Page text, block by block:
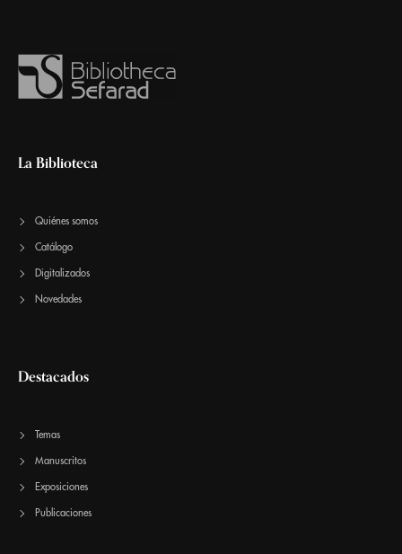
La Biblioteca
Quiénes somos
Catálogo
Digitalizados
Novedades
Destacados
Temas
Manuscritos
Exposiciones
Publicaciones